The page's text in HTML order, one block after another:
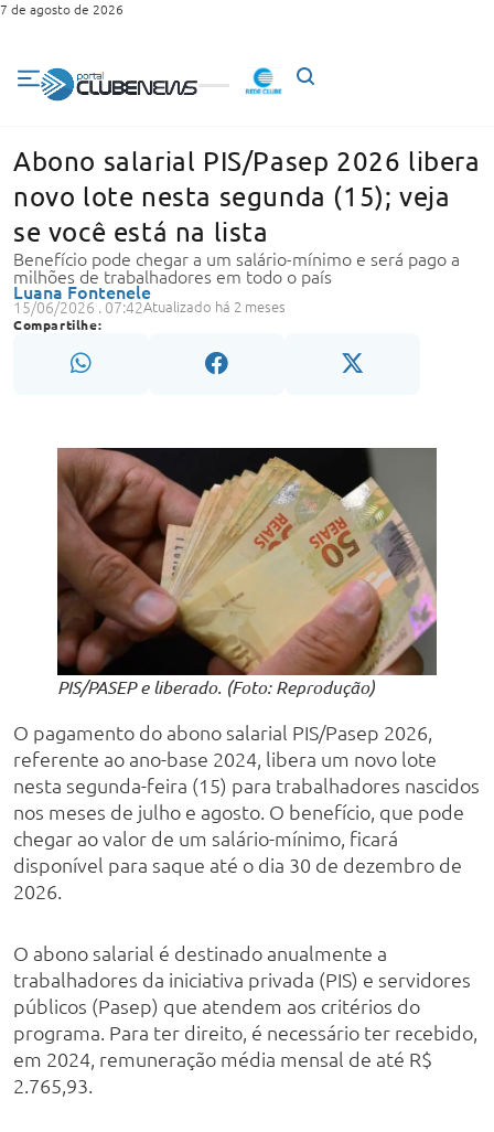
7 de agosto de 2026
Abono salarial PIS/Pasep 2026 libera
novo lote nesta segunda (15); veja
se você está na lista
Benefício pode chegar a um salário-mínimo e será pago a
milhões de trabalhadores em todo o país
Luana Fontenele
15/06/2026 . 07:42Atualizado há 2 meses
Compartilhe:
PIS/PASEP e liberado. (Foto: Reprodução)
O pagamento do abono salarial PIS/Pasep 2026,
referente ao ano-base 2024, libera um novo lote
nesta segunda-feira (15) para trabalhadores nascidos
nos meses de julho e agosto. O benefício, que pode
chegar ao valor de um salário-mínimo, ficará
disponível para saque até o dia 30 de dezembro de
2026.
O abono salarial é destinado anualmente a
trabalhadores da iniciativa privada (PIS) e servidores
públicos (Pasep) que atendem aos critérios do
programa. Para ter direito, é necessário ter recebido,
em 2024, remuneração média mensal de até R$
2.765,93.